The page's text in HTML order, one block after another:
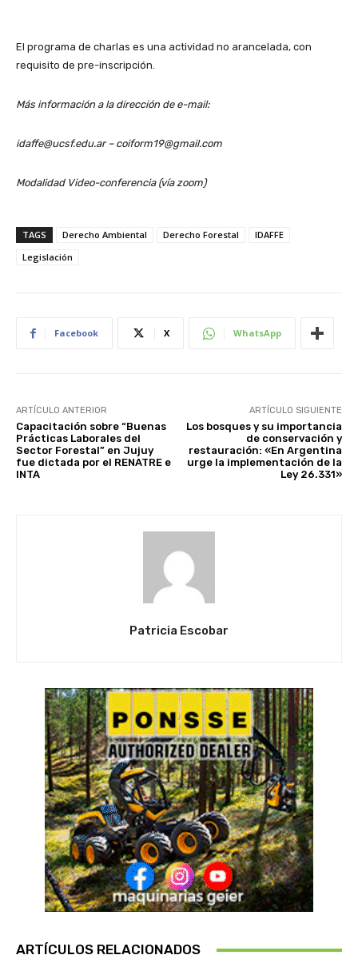
El programa de charlas es una actividad no arancelada, con
requisito de pre-inscripción.
Más información a la dirección de e-mail:
idaffe@ucsf.edu.ar – coiform19@gmail.com
Modalidad Video-conferencia (vía zoom)
TAGS Derecho Ambiental Derecho Forestal
IDAFFE
Legislación
Facebook X WhatsApp
ARTÍCULO ANTERIOR
Capacitación sobre “Buenas
Prácticas Laborales del
Sector Forestal” en Jujuy
fue dictada por el RENATRE e
INTA
ARTÍCULO SIGUIENTE
Los bosques y su importancia
de conservación y
restauración: «En Argentina
urge la implementación de la
Ley 26.331»
Patricia Escobar
ARTÍCULOS RELACIONADOS